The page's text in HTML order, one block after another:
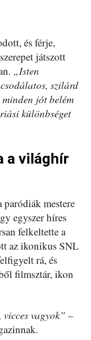
és férje,
játszott
„Isten
szilárd
jót belém
különbséget
a világhír
mestere
egyszer híres
felkeltette a
az ikonikus SNL
rá, és
filmsztár, ikon
vagyok” –